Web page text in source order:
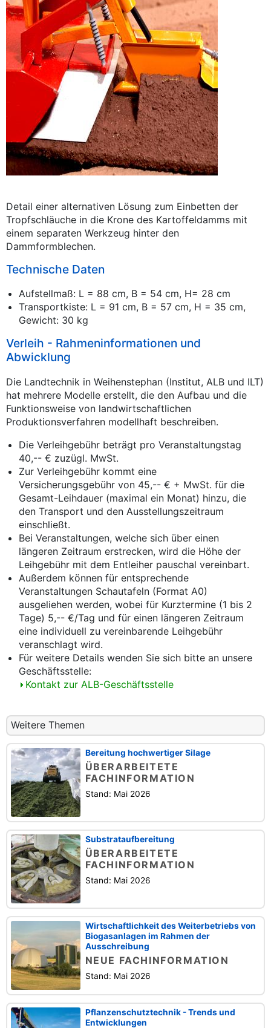
Detail einer alternativen Lösung zum Einbetten der
Tropfschläuche in die Krone des Kartoffeldamms mit
einem separaten Werkzeug hinter den
Dammformblechen.
Technische Daten
Aufstellmaß: L = 88 cm, B = 54 cm, H= 28 cm
Transportkiste: L = 91 cm, B = 57 cm, H = 35 cm,
Gewicht: 30 kg
Verleih - Rahmeninformationen und
Abwicklung
Die Landtechnik in Weihenstephan (Institut, ALB und ILT)
hat mehrere Modelle erstellt, die den Aufbau und die
Funktionsweise von landwirtschaftlichen
Produktionsverfahren modellhaft beschreiben.
Die Verleihgebühr beträgt pro Veranstaltungstag
40,-- € zuzügl. MwSt.
Zur Verleihgebühr kommt eine
Versicherungsgebühr von 45,-- € + MwSt. für die
Gesamt-Leihdauer (maximal ein Monat) hinzu, die
den Transport und den Ausstellungszeitraum
einschließt.
Bei Veranstaltungen, welche sich über einen
längeren Zeitraum erstrecken, wird die Höhe der
Leihgebühr mit dem Entleiher pauschal vereinbart.
Außerdem können für entsprechende
Veranstaltungen Schautafeln (Format A0)
ausgeliehen werden, wobei für Kurztermine (1 bis 2
Tage) 5,-- €/Tag und für einen längeren Zeitraum
eine individuell zu vereinbarende Leihgebühr
veranschlagt wird.
Für weitere Details wenden Sie sich bitte an unsere
Geschäftsstelle:
Kontakt zur ALB-Geschäftsstelle
Weitere Themen
Bereitung hochwertiger Silage
ÜBERARBEITETE
FACHINFORMATION
Stand: Mai 2026
Substrataufbereitung
ÜBERARBEITETE
FACHINFORMATION
Stand: Mai 2026
Wirtschaftlichkeit des Weiterbetriebs von
Biogasanlagen im Rahmen der
Ausschreibung
NEUE FACHINFORMATION
Stand: Mai 2026
Pflanzenschutztechnik - Trends und
Entwicklungen